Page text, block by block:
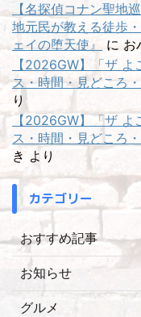
【名探偵コナン聖地
地元民が教える徒歩
ェイの堕天使』
に お
【2026GW】「ザ
ス・時間・見どころ
り
【2026GW】「ザ よ
ス・時間・見どころ
き より
カテゴリー
おすすめ記事
お知らせ
グルメ